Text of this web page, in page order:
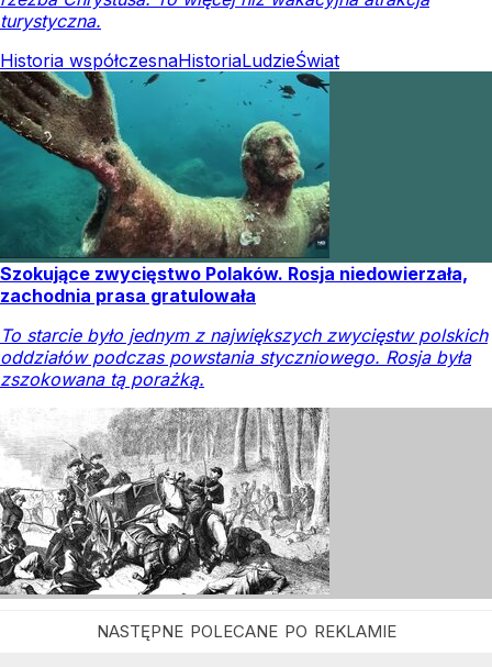
turystyczna.
Historia współczesnaHistoriaLudzieŚwiat
Szokujące zwycięstwo Polaków. Rosja niedowierzała,
zachodnia prasa gratulowała
To starcie było jednym z największych zwycięstw polskich
oddziałów podczas powstania styczniowego. Rosja była
zszokowana tą porażką.